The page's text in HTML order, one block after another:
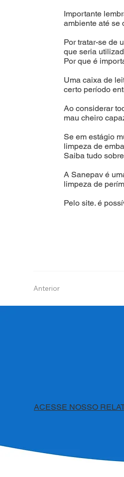
Importante
ambiente até se
Por tratar-se de
que seria
Por que é
Uma caixa de
certo período
Ao considerar
mau cheiro
Se em estágio
limpeza de
Saiba tudo
A Sanepav é
limpeza de
Pelo site. é
Anterior
ACESSE NOSSO